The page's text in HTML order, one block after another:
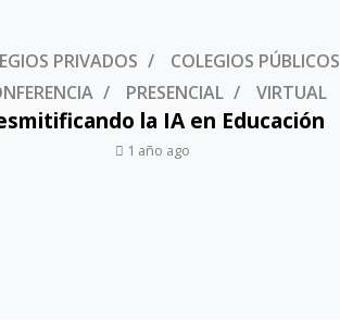
PRIVADOS
COLEGIOS PÚBLICOS
PRESENCIAL VIRTUAL
la IA en Educación
1 año ago